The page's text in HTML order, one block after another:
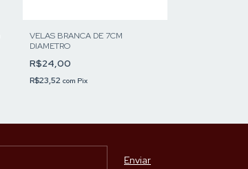
VELAS BRANCA DE 7CM
DIAMETRO
R$24,00
R$23,52 com Pix